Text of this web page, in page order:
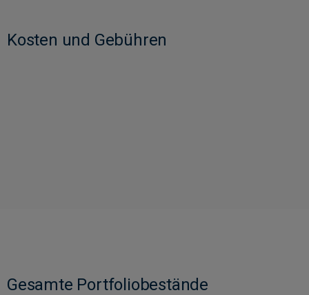
Kosten und Gebühren
Gesamte Portfoliobestände